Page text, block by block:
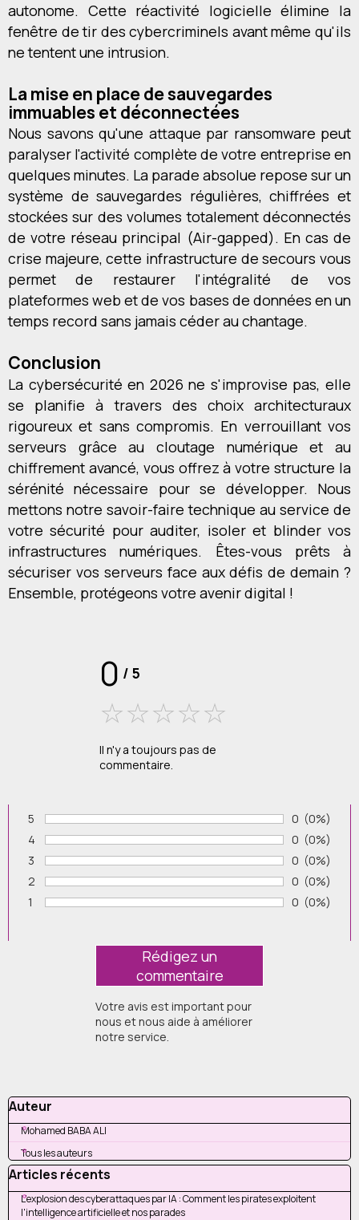
autonome. Cette réactivité logicielle élimine la
fenêtre de tir des cybercriminels avant même qu'ils
ne tentent une intrusion.
La mise en place de sauvegardes
immuables et déconnectées
Nous savons qu'une attaque par ransomware peut
paralyser l'activité complète de votre entreprise en
quelques minutes. La parade absolue repose sur un
système de sauvegardes régulières, chiffrées et
stockées sur des volumes totalement déconnectés
de votre réseau principal (Air-gapped). En cas de
crise majeure, cette infrastructure de secours vous
permet de restaurer l'intégralité de vos
plateformes web et de vos bases de données en un
temps record sans jamais céder au chantage.
Conclusion
La cybersécurité en 2026 ne s'improvise pas, elle
se planifie à travers des choix architecturaux
rigoureux et sans compromis. En verrouillant vos
serveurs grâce au cloutage numérique et au
chiffrement avancé, vous offrez à votre structure la
sérénité nécessaire pour se développer. Nous
mettons notre savoir-faire technique au service de
votre sécurité pour auditer, isoler et blinder vos
infrastructures numériques. Êtes-vous prêts à
sécuriser vos serveurs face aux défis de demain ?
Ensemble, protégeons votre avenir digital !
0 / 5
Il n'y a toujours pas de
commentaire.
Vote :
5 Nombre de
0 (0%)
Vote :
4 Nombre de
0 (0%)
Vote :
3 Nombre de
0 (0%)
Vote :
2 Nombre de
0 (0%)
Vote :
1 Nombre de
0 (0%)
Votre avis est important pour
nous et nous aide à améliorer
notre service.
Sauter le bloc Auteur
Auteur
Mohamed BABA ALI
Tous les auteurs
Sauter le bloc Articles récents
Articles récents
L'explosion des cyberattaques par IA : Comment les pirates exploitent
l'intelligence artificielle et nos parades